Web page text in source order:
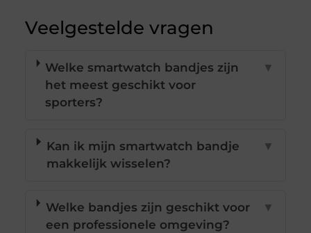
Veelgestelde vragen
Welke smartwatch bandjes zijn
het meest geschikt voor
sporters?
▼
Kan ik mijn smartwatch bandje
makkelijk wisselen?
▼
Welke bandjes zijn geschikt voor
een professionele omgeving?
▼